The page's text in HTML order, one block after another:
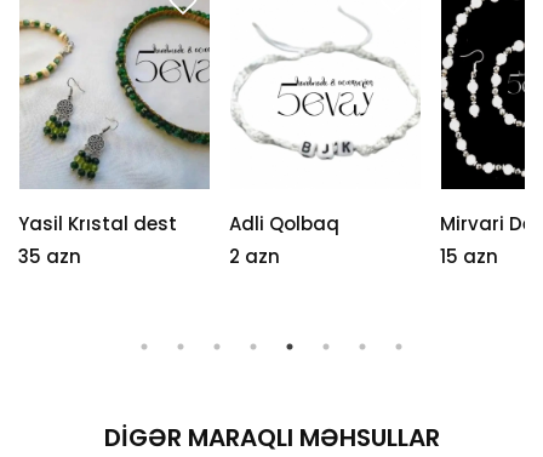
Yasil Krıstal dest
35 azn
Adli Qolbaq
2 azn
Mirvari
15 azn
DIGƏR MARAQLI MƏHSULLAR